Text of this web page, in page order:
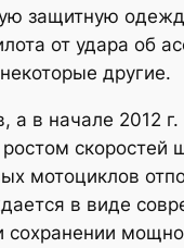
защитную
от удара об
другие.
а в начале 2012
скоростей
мотоциклов
в виде